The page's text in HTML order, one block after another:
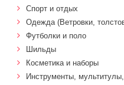
Спорт и отдых
Одежда (Ветровки,
Футболки и поло
Шильды
Косметика и наборы
Инструменты,